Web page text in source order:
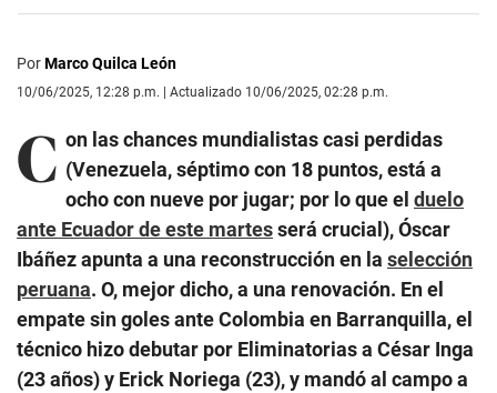
PorMarco Quilca León
10/06/2025, 12:28 p.m. | Actualizado 10/06/2025, 02:28 p.m.
C on las chances mundialistas casi perdidas
(Venezuela, séptimo con 18 puntos, está a
ocho con nueve por jugar; por lo que el duelo
ante Ecuador de este martesserá crucial), Óscar
Ibáñez apunta a una reconstrucción en la selección
peruana. O, mejor dicho, a una renovación. En el
empate sin goles ante Colombia en Barranquilla, el
técnico hizo debutar por Eliminatorias a César Inga
(23 años) y Erick Noriega (23), y mandó al campo a